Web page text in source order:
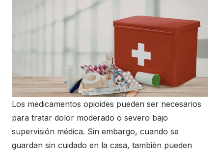
Los medicamentos opioides pueden ser necesarios
para tratar dolor moderado o severo bajo
supervisión médica. Sin embargo, cuando se
guardan sin cuidado en la casa, también pueden